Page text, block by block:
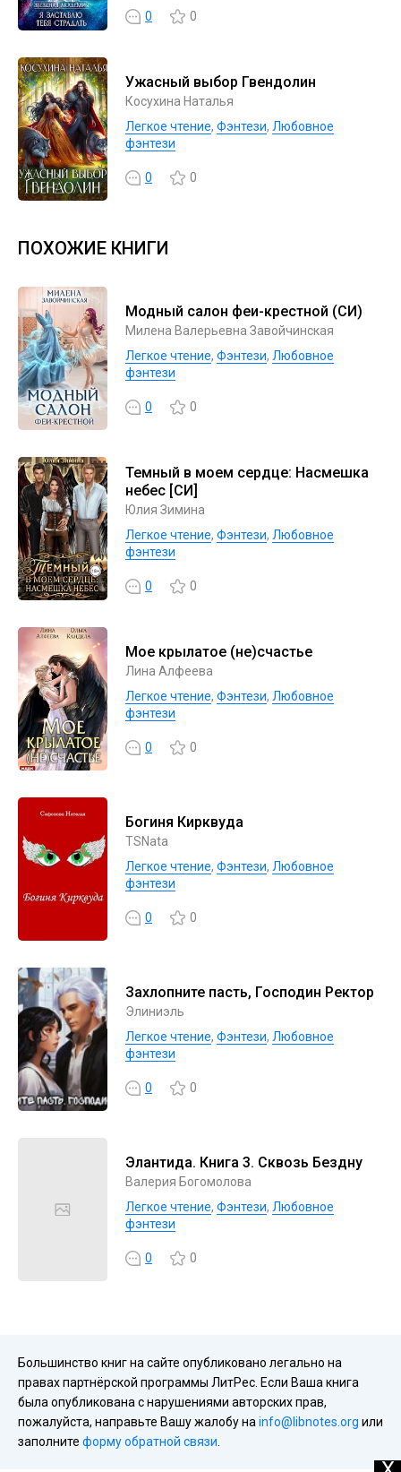
0 0
Ужасный выбор Гвендолин
Косухина Наталья
Легкое чтение, Фэнтези, Любовное
фэнтези
0 0
ПОХОЖИЕ КНИГИ
Модный салон феи-крестной (СИ)
Милена Валерьевна Завойчинская
Легкое чтение, Фэнтези, Любовное
фэнтези
0 0
Темный в моем сердце: Насмешка
небес [СИ]
Юлия Зимина
Легкое чтение, Фэнтези, Любовное
фэнтези
0 0
Мое крылатое (не)счастье
Лина Алфеева
Легкое чтение, Фэнтези, Любовное
фэнтези
0 0
Богиня Кирквуда
TSNata
Легкое чтение, Фэнтези, Любовное
фэнтези
0 0
Захлопните пасть, Господин Ректор
Элиниэль
Легкое чтение, Фэнтези, Любовное
фэнтези
0 0
Элантида. Книга 3. Сквозь Бездну
Валерия Богомолова
Легкое чтение, Фэнтези, Любовное
фэнтези
0 0
Большинство книг на сайте опубликовано легально на
правах партнёрской программы ЛитРес. Если Ваша книга
была опубликована с нарушениями авторских прав,
пожалуйста, направьте Вашу жалобу на info@libnotes.org или
заполните форму обратной связи